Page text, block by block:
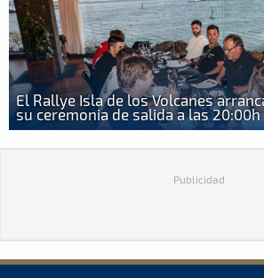
El Rallye Isla de los Volcanes
su ceremonia de salida a las 20:00h
Publicidad